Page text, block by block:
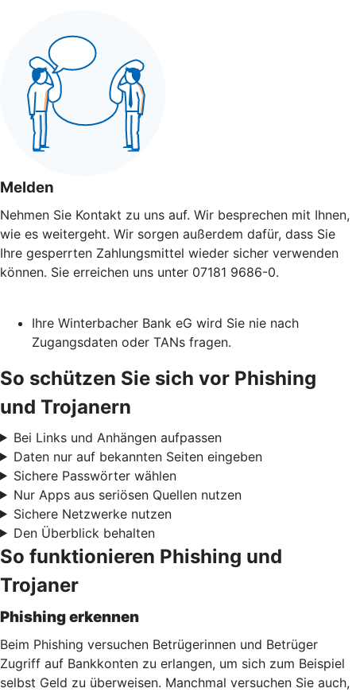
Melden
Nehmen Sie Kontakt zu uns auf. Wir besprechen mit Ihnen,
wie es weitergeht. Wir sorgen außerdem dafür, dass Sie
Ihre gesperrten Zahlungsmittel wieder sicher verwenden
können. Sie erreichen uns unter 07181 9686-0.
Ihre Winterbacher Bank eG wird Sie nie nach
Zugangsdaten oder TANs fragen.
So schützen Sie sich vor Phishing
und Trojanern
Bei Links und Anhängen aufpassen
Daten nur auf bekannten Seiten eingeben
Sichere Passwörter wählen
Nur Apps aus seriösen Quellen nutzen
Sichere Netzwerke nutzen
Den Überblick behalten
So funktionieren Phishing und
Trojaner
Phishing erkennen
Beim Phishing versuchen Betrügerinnen und Betrüger
Zugriff auf Bankkonten zu erlangen, um sich zum Beispiel
selbst Geld zu überweisen. Manchmal versuchen Sie auch,